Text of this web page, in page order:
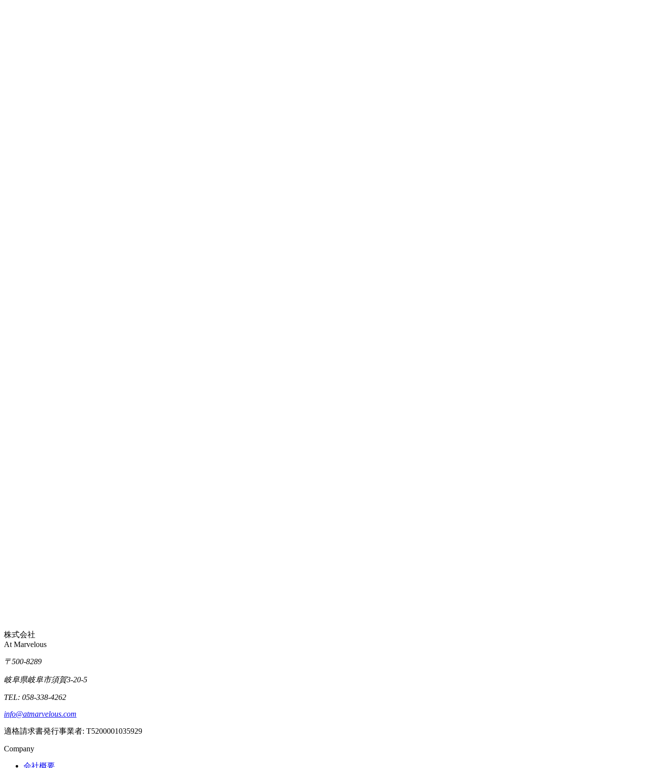
株式会社
At Marvelous
〒500-8289
岐阜県岐阜市須賀3-20-5
TEL: 058-338-4262
info@atmarvelous.com
適格請求書発行事業者: T5200001035929
Company
会社概要